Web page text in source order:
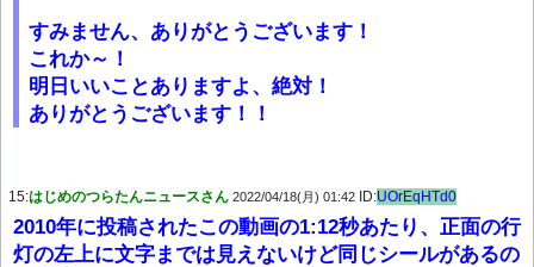
すみません、ありがとうございます！
これか～！
明日いいことありますよ、絶対！
ありがとうございます！！
15:はじめのつらたんニュースさん 2022/04/18(月) 01:42 ID:UOrEqHTd0
2010年に投稿されたこの動画の1:12秒あたり、正面の行
灯の左上に文字までは見えないけど同じシールがあるの